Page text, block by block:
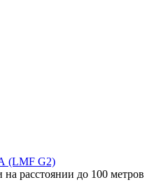
(LMF G2)
на расстоянии до 100 метров